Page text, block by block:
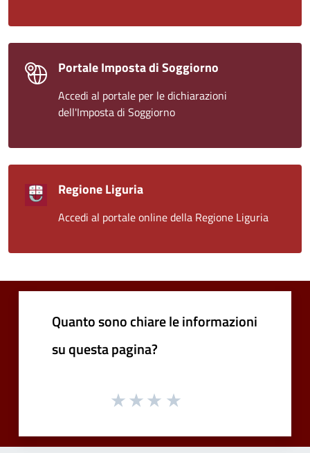
Portale Imposta di Soggiorno
Accedi al portale per le dichiarazioni
dell'Imposta di Soggiorno
Regione Liguria
Accedi al portale online della Regione Liguria
Quanto sono chiare le informazioni
su questa pagina?